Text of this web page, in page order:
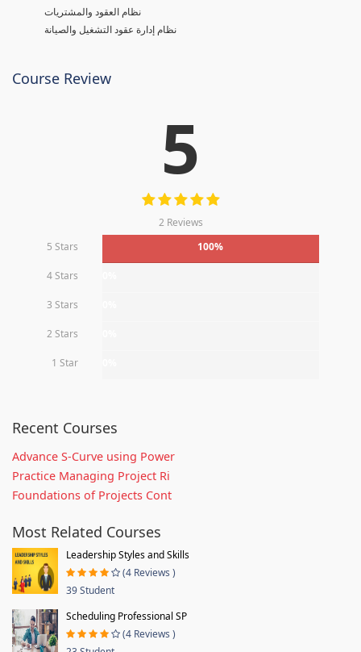
نظام العقود والمشتريات
نظام إدارة عقود التشغيل والصيانة
Course Review
5
2 Reviews
5 Stars
100%
4 Stars
3 Stars
2 Stars
1 Star
Recent Courses
Advance S-Curve using Power
Practice Managing Project Ri
Foundations of Projects Cont
Most Related Courses
Leadership Styles and Skills
(4 Reviews )
39 Student
Scheduling Professional SP
(4 Reviews )